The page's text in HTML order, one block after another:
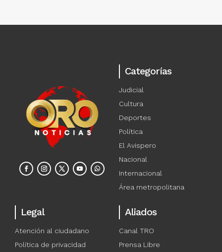
Categorías
Judicial
Cultura
Deportes
Política
El Avispero
Nacional
Internacional
Área metropolitana
Legal
Atención al ciudadano
Política de privacidad
Aliados
Canal TRO
Prensa Libre